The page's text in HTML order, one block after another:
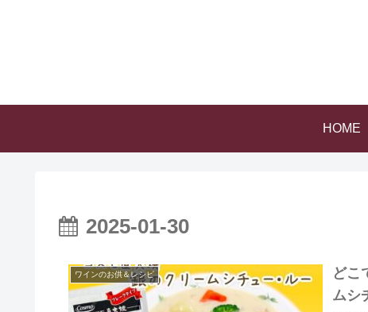
HOME
2025-01-30
ワインのお供＆レシピ
どこ
ムシ